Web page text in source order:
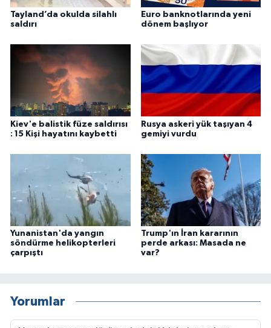
Tayland’da okulda silahlı
saldırı
Euro banknotlarında yeni
dönem başlıyor
Kiev'e balistik füze saldırısı
: 15 Kişi hayatını kaybetti
Rusya askeri yük taşıyan 4
gemiyi vurdu
Yunanistan'da yangın
söndürme helikopterleri
çarpıştı
Trump'ın İran kararının
perde arkası: Masada ne
var?
Yorumlar